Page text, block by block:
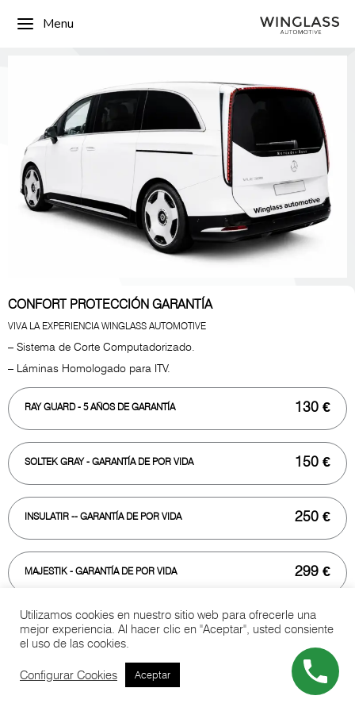
Menu
CONFORT PROTECCIÓN GARANTÍA
VIVA LA EXPERIENCIA WINGLASS AUTOMOTIVE
– Sistema de Corte Computadorizado.
– Láminas Homologado para ITV.
RAY GUARD- 5 AÑOS DE GARANTÍA 130 €
SOLTEK GRAY- GARANTÍA DE POR VIDA 150 €
INSULATIR -- GARANTÍA DE POR VIDA 250 €
MAJESTIK - GARANTÍA DE POR VIDA 299 €
Utilizamos cookies en nuestro sitio web para ofrecerle una
mejor experiencia. Al hacer clic en "Aceptar", usted consiente
el uso de las cookies.
Configurar Cookies Aceptar